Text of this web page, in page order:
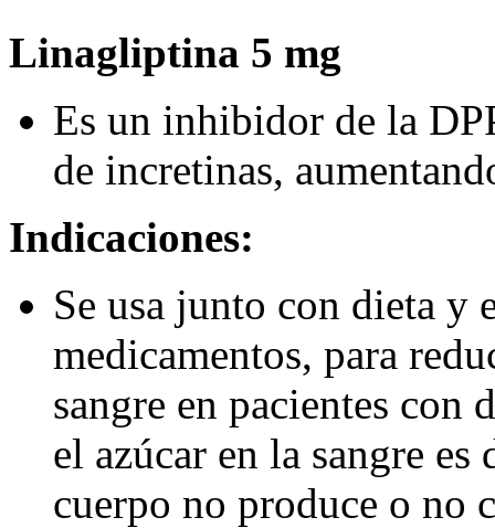
Linagliptina 5 mg
Es un inhibidor de la
de incretinas,
Indicaciones:
Se usa junto con dieta y
medicamentos, para
sangre en pacientes con
el azúcar en la sangre
cuerpo no produce o no